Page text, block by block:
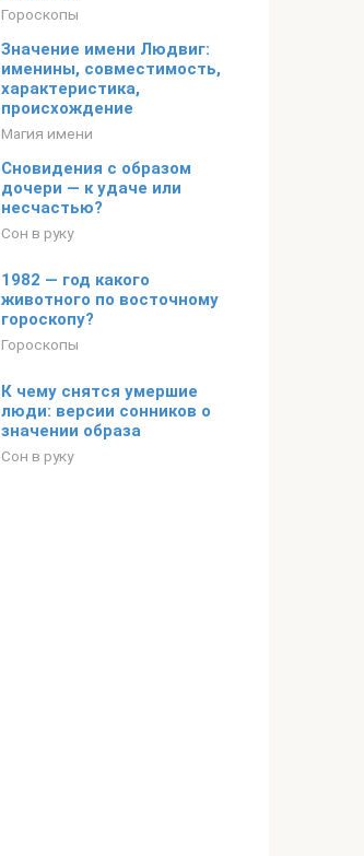
Гороскопы
Значение имени Людвиг:
именины, совместимость,
характеристика,
происхождение
Магия имени
Сновидения с образом
дочери — к удаче или
несчастью?
Сон в руку
1982 — год какого
животного по восточному
гороскопу?
Гороскопы
К чему снятся умершие
люди: версии сонников о
значении образа
Сон в руку